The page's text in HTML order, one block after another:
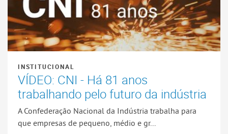
INSTITUCIONAL
VÍDEO: CNI - Há 81 anos
trabalhando pelo futuro da indústria
A Confederação Nacional da Indústria trabalha para
que empresas de pequeno, médio e gr...